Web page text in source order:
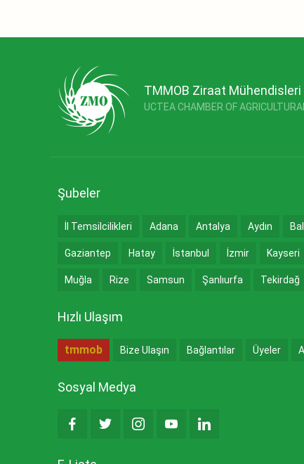
TMMOB Ziraat Mühendisleri
UCTEA CHAMBER OF
Şubeler
İl Temsilcilikleri Adana Antalya Aydın
Gaziantep Hatay İstanbul İzmir Kayseri
Muğla Rize Samsun Şanlıurfa Tekirdağ
Hızlı Ulaşım
tmmob Bize Ulaşın Bağlantılar Üyeler
Sosyal Medya